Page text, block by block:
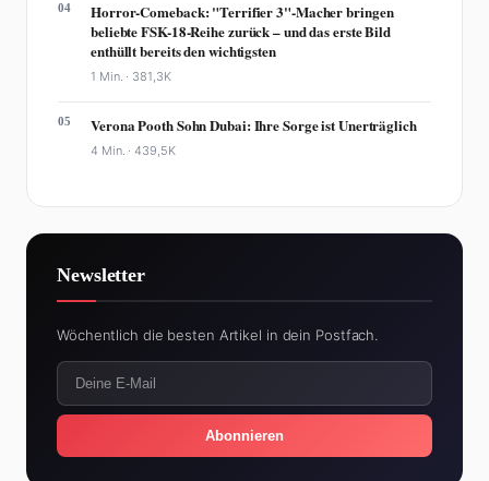
04
Horror-Comeback: "Terrifier 3"-Macher bringen
beliebte FSK-18-Reihe zurück – und das erste Bild
enthüllt bereits den wichtigsten
1 Min. · 381,3K
05 Verona Pooth Sohn Dubai: Ihre Sorge ist Unerträglich
4 Min. ·439,5K
Newsletter
Wöchentlich die besten Artikel in dein Postfach.
Abonnieren